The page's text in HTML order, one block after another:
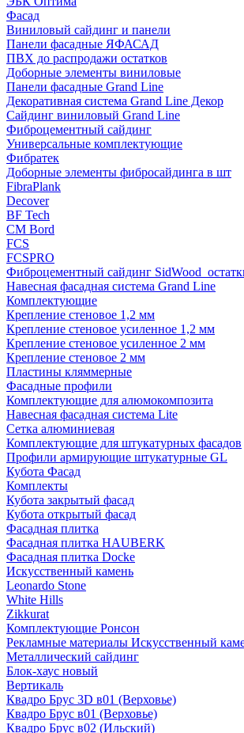
Фасад
Виниловый сайдинг и панели
Панели фасадные ЯФАСАД
ПВХ до распродажи остатков
Доборные элементы виниловые
Панели фасадные Grand Line
Декоративная система Grand Line Декор
Сайдинг виниловый Grand Line
Фиброцементный сайдинг
Универсальные комплектующие
Фибратек
Доборные элементы фибросайдинга в шт
FibraPlank
Decover
BF Tech
CM Bord
FCS
FCSPRO
Фиброцементный сайдинг
Навесная фасадная система Grand Line
Комплектующие
Крепление стеновое 1,2 мм
Крепление стеновое усиленное 1,2 мм
Крепление стеновое усиленное 2 мм
Крепление стеновое 2 мм
Пластины кляммерные
Фасадные профили
Комплектующие для алюмокомпозита
Навесная фасадная система Lite
Сетка алюминиевая
Комплектующие для штукатурных фасадов
Профили армирующие штукатурные GL
Кубота Фасад
Комплекты
Кубота закрытый фасад
Кубота открытый фасад
Фасадная плитка
Фасадная плитка HAUBERK
Фасадная плитка Docke
Искусственный камень
Leonardo Stone
White Hills
Zikkurat
Комплектующие Ронсон
Рекламные материалы Искусственный
Металлический сайдинг
Блок-хаус новый
Вертикаль
Квадро Брус 3D в01 (Верховье)
Квадро Брус в01 (Верховье)
Квадро Брус в02 (Ильский)